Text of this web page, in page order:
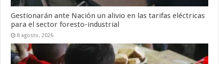
Gestionarán ante Nación un alivio en las tarifas eléctricas
para el sector foresto-industrial
8 agosto, 2026